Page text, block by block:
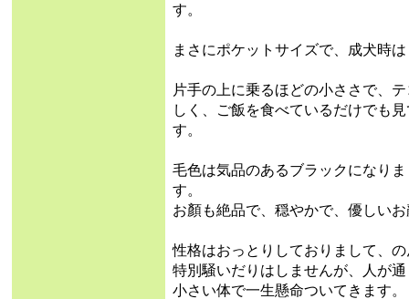
す。
まさにポケットサイズで、成犬時
片手の上に乗るほどの小ささで、
しく、ご飯を食べているだけでも
す。
毛色は気品のあるブラックになり
す。
お顏も絶品で、穏やかで、優しい
性格はおっとりしておりまして、
特別騒いだりはしませんが、人が
小さい体で一生懸命ついてきます。